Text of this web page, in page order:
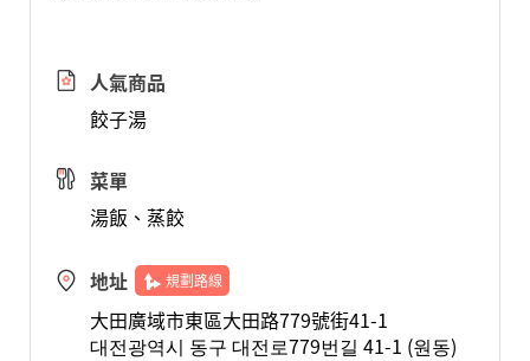
人氣商品
餃子湯
菜單
湯飯、蒸餃
地址 規劃路線
大田廣域市東區大田路779號街41-1
대전광역시 동구 대전로779번길 41-1 (원동)